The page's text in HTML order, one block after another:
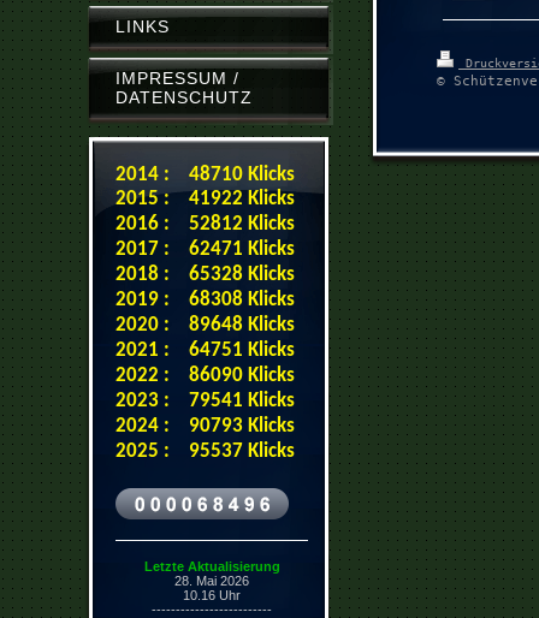
©
LINKS
IMPRESSUM /
DATENSCHUTZ
2014 : 48710 Klicks
2015 : 41922 Klicks
2016 : 52812 Klicks
2017 : 62471 Klicks
2018 : 65328 Klicks
2019 : 68308 Klicks
2020 : 89648 Klicks
2021 : 64751 Klicks
2022 : 86090 Klicks
2023 : 79541 Klicks
2024 : 90793 Klicks
2025 : 95537 Klicks
Letzte Aktualisierung
28. Mai 2026
10.16 Uhr
-------------------------